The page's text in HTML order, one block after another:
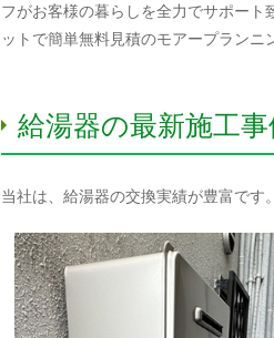
フがお客様の暮らしを全力でサポート
ットで簡単無料見積のモアープランニ
給湯器の最新施工事
当社は、給湯器の交換実績が豊富です